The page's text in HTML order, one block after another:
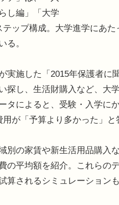
し編」「大学
ップ構成。大学進学にあ
る。
施した「2015年保護者に
探し、生活財購入など、大
タによると、受験・入学に
が「予算より多かった」と
の家賃や新生活用品購入
の平均額を紹介。これらの
されるシミュレーションも